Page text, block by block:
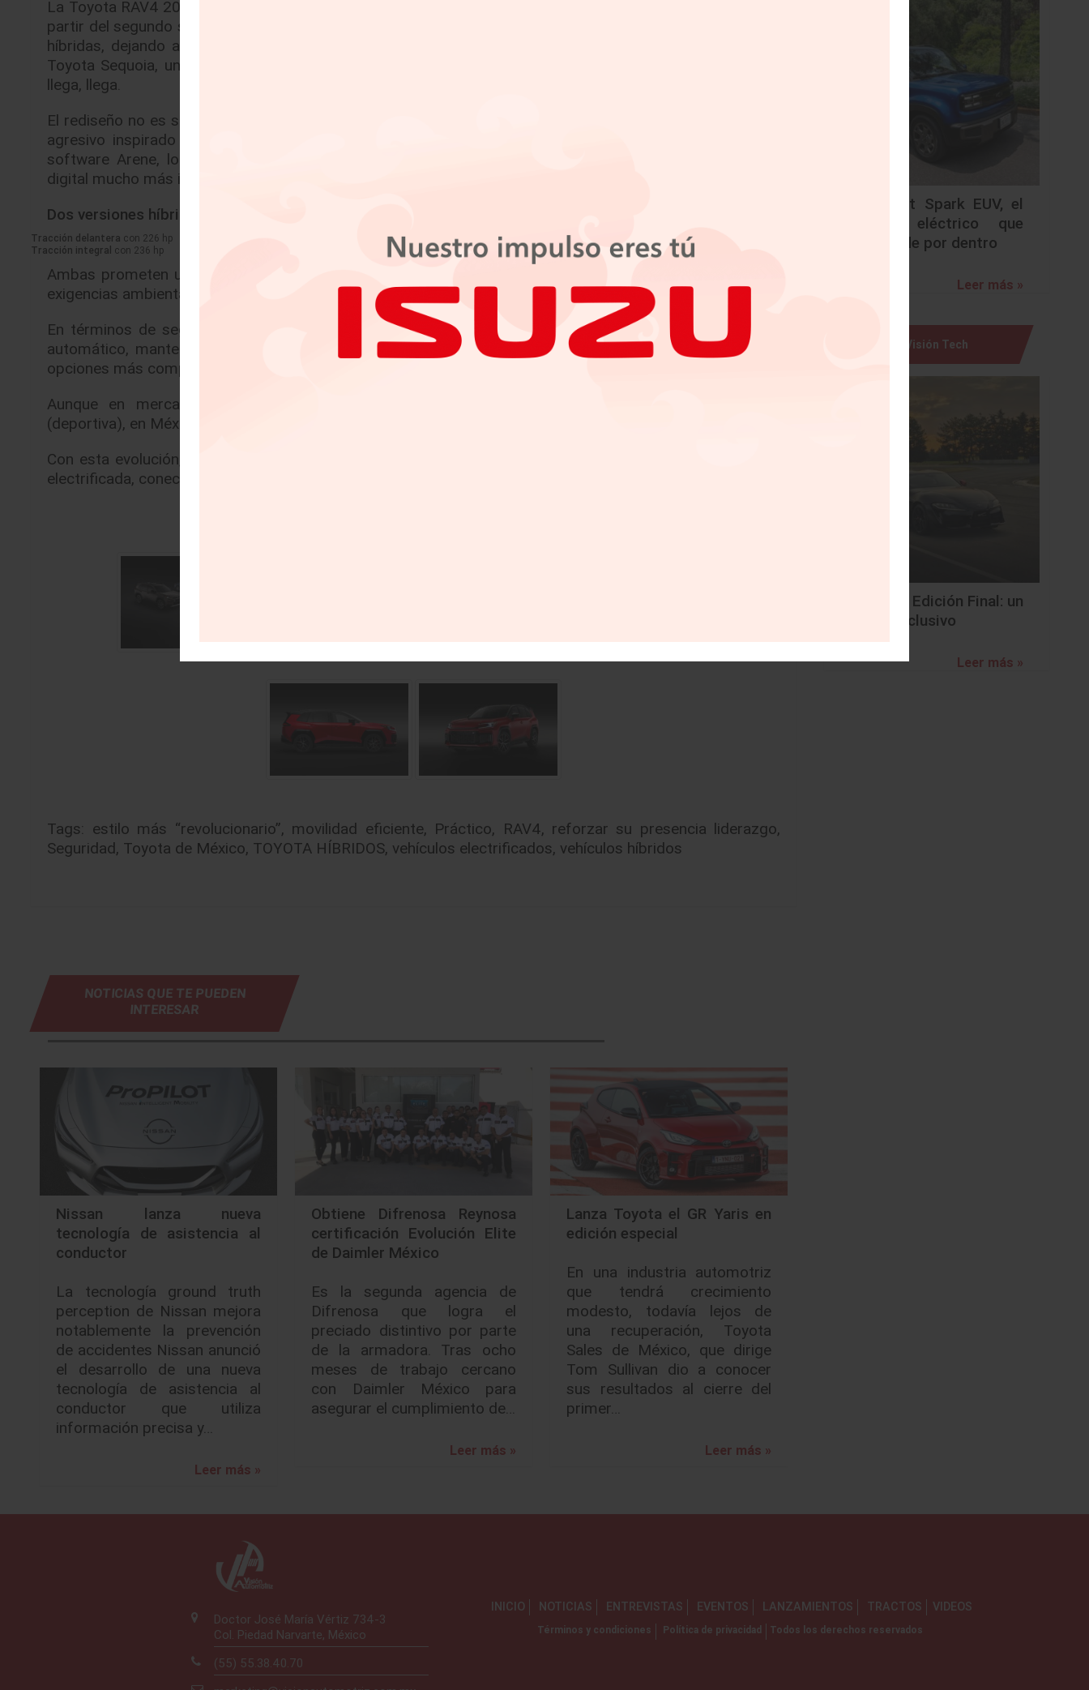
La Toyota RAV4 2026 marcará un antes y un después en el segmento de las SUV compactas en México. A
partir del segundo semestre de 2025, esta nueva generación apostará exclusivamente por motorizaciones
híbridas, dejando atrás definitivamente los motores a gasolina convencionales, tal y como sucedió con
Toyota Sequoia, una SUV de mayor tamaño. La fecha de lanzamiento aún no está definida, pero de que
llega, llega.
El rediseño no es solo estético —con una parrilla tipo “hammerhead”, faros en forma de “C” y un aire más
agresivo inspirado en el nuevo Camry— sino también tecnológico. La RAV4 integrará la plataforma de
software Arene, lo que le permitirá actualizaciones remotas (OTA), asistentes virtuales y una interfaz
digital mucho más intuitiva.
Dos versiones híbridas estarán disponibles
Tracción delantera con 226 hp
Tracción integral con 236 hp
Ambas prometen un rendimiento sobresaliente con bajo consumo y menores emisiones, en línea con las
exigencias ambientales globales.
En términos de seguridad, la RAV4 llegará equipada conToyota Safety Sense 4.0, que incluye frenado
automático, mantenimiento de carril y reconocimiento de señales, lo que la posiciona como una de las
opciones más completas de su categoría.
Aunque en mercados internacionales habrá variantes Core (urbana), Rugged (aventurera) y Sport
(deportiva), en México se espera una oferta enfocada en eficiencia y practicidad.
Con esta evolución, Toyota no solo reafirma su liderazgo, sino que se adelanta al futuro de la movilidad:
electrificada, conectada y segura.
Tags: estilo más “revolucionario”, movilidad eficiente, Práctico, RAV4, reforzar su presencia liderazgo,
Seguridad, Toyota de México, TOYOTA HÍBRIDOS, vehículos electrificados, vehículos híbridos
NOTICIAS QUE TE PUEDEN
INTERESAR
Nissan lanza nueva
tecnología de asistencia al
conductor
La tecnología ground truth
perception de Nissan mejora
notablemente la prevención
de accidentes Nissan anunció
el desarrollo de una nueva
tecnología de asistencia al
conductor que utiliza
información precisa y…
Leer más »
Obtiene Difrenosa Reynosa
certificación Evolución Elite
de Daimler México
Es la segunda agencia de
Difrenosa que logra el
preciado distintivo por parte
de la armadora. Tras ocho
meses de trabajo cercano
con Daimler México para
asegurar el cumplimiento de…
Leer más »
Lanza Toyota el GR Yaris en
edición especial
En una industria automotriz
que tendrá crecimiento
modesto, todavía lejos de
una recuperación, Toyota
Sales de México, que dirige
Tom Sullivan dio a conocer
sus resultados al cierre del
primer…
Leer más »
Chevrolet Spark EUV, el
urbano eléctrico que
sorprende por dentro
Leer más »
Visión Tech
BMW Z4 Edición Final: un
adiós exclusivo
Leer más »
Doctor José María Vértiz 734-3
Col. Piedad Narvarte, México
(55) 55.38.40.70
INICIO NOTICIAS ENTREVISTAS EVENTOS LANZAMIENTOS TRACTOS VIDEOS
Términos y condiciones Política de privacidad Todos los derechos reservados